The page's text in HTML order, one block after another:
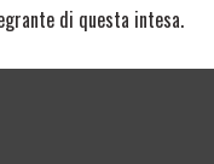
di questa intesa.